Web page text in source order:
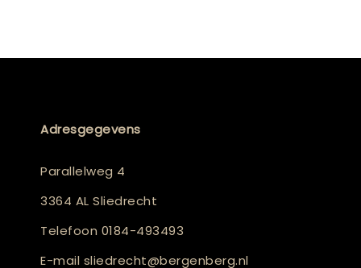
Adresgegevens
Parallelweg 4
3364 AL Sliedrecht
Telefoon 0184-493493
E-mail sliedrecht@bergenberg.nl